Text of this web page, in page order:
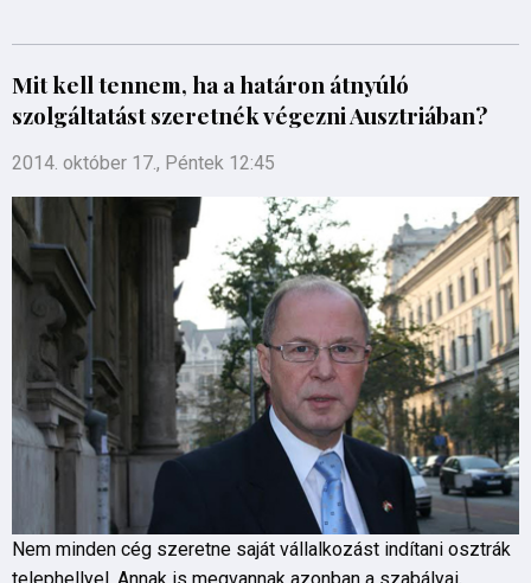
Mit kell tennem, ha a határon átnyúló
szolgáltatást szeretnék végezni Ausztriában?
2014. október 17., Péntek 12:45
Nem minden cég szeretne saját vállalkozást indítani osztrák